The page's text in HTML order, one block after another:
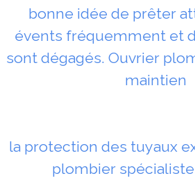
bonne idée de prêter
évents fréquemment et
sont dégagés. Ouvrier
maintien
la protection des tuyaux
plombier